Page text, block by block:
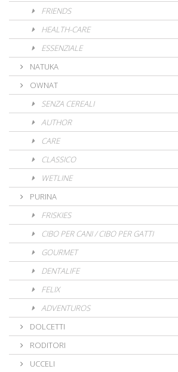
FRIENDS
HEALTH-CARE
ESSENZIALE
NATUKA
OWNAT
SENZA CEREALI
AUTHOR
CARE
CLASSICO
WETLINE
PURINA
FRISKIES
CIBO PER CANI / CIBO PER GATTI
GOURMET
DENTALIFE
FELIX
ADVENTUROS
DOLCETTI
RODITORI
UCCELI